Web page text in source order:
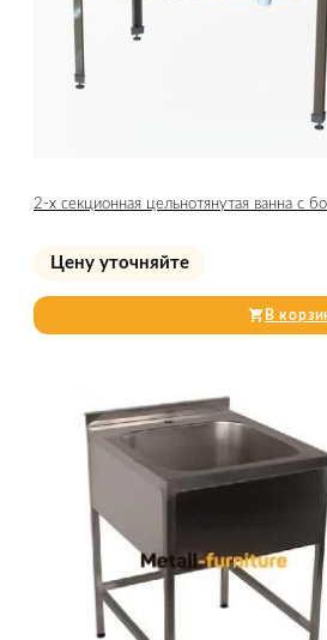
2-х секционная цельнотянутая ванна
Цену уточняйте
В